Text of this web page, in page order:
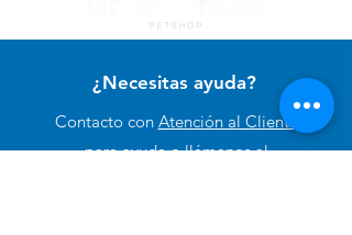
¿Necesitas ayuda?
Contacto con Atención al Cliente
para ayuda o llámanos al